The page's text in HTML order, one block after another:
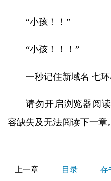
“小孩！！”
“小孩！！！”
一秒记住新域名 七环
请勿开启浏览器阅
容缺失及无法阅读下一章。
上一章 目录 存